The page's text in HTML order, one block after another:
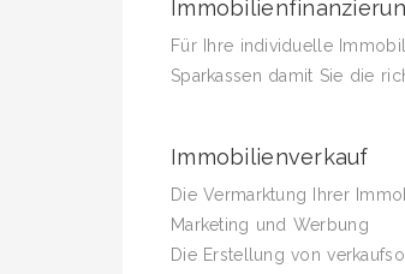
Für Ihre individuelle
Sparkassen damit Sie die
Immobilienverkauf
Die Vermarktung Ihrer
Marketing und Werbung
Die Erstellung von